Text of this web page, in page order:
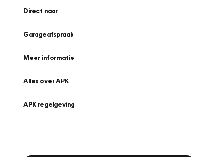
Direct naar
Garageafspraak
Meer informatie
Alles over APK
APK regelgeving